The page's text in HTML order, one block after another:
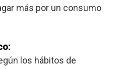
más por un consumo
los hábitos de